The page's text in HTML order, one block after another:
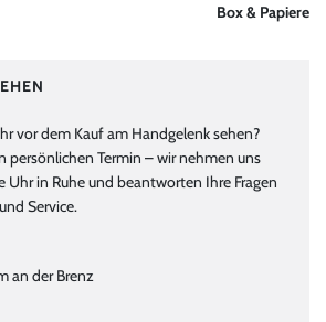
Box & Papiere
vor dem Kauf am Handgelenk sehen?
persönlichen Termin – wir nehmen uns
Uhr in Ruhe und beantworten Ihre Fragen
Service.
an der Brenz